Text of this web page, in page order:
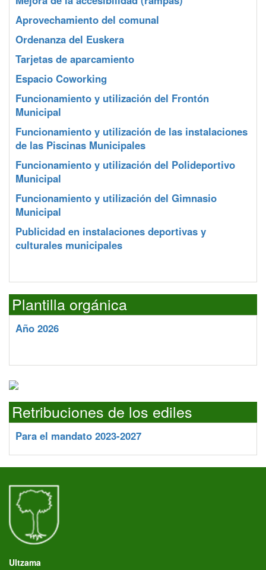
Aprovechamiento del comunal
Ordenanza del Euskera
Tarjetas de aparcamiento
Espacio Coworking
Funcionamiento y utilización del Frontón
Municipal
Funcionamiento y utilización de las instalaciones
de las Piscinas Municipales
Funcionamiento y utilización del Polideportivo
Municipal
Funcionamiento y utilización del Gimnasio
Municipal
Publicidad en instalaciones deportivas y
culturales municipales
Plantilla orgánica
Año 2026
Retribuciones de los ediles
Para el mandato 2023-2027
Ultzama